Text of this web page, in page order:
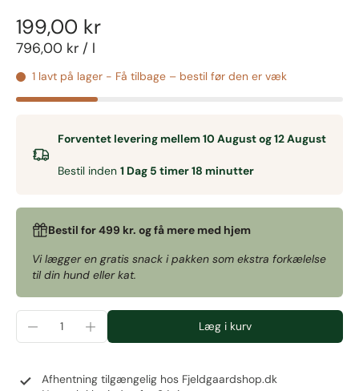
199,00 kr
796,00 kr / l
1 lavt på lager - Få tilbage – bestil før den er væk
Forventet levering mellem 10 August og 12 August
Bestil inden 1 Dag 5 timer 18 minutter
Bestil for 499 kr. og få mere med hjem
Vi lægger en gratis snack i pakken som ekstra forkælelse
til din hund eller kat.
Læg i kurv
Afhentning tilgængelig hos Fjeldgaardshop.dk